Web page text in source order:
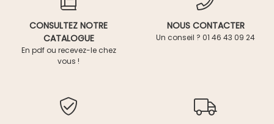
CONSULTEZ NOTRE
CATALOGUE
En pdf ou recevez-le chez
vous !
NOUS CONTACTER
Un conseil ? 01 46 43 09 24